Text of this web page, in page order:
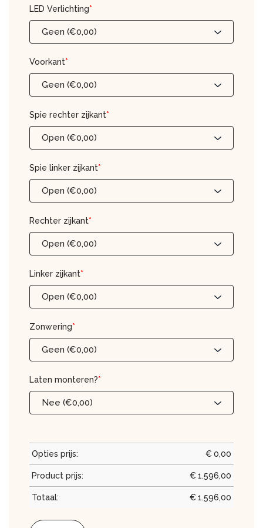
LED Verlichting*
Geen (€0,00)
Voorkant*
Geen (€0,00)
Spie rechter zijkant*
Open (€0,00)
Spie linker zijkant*
Open (€0,00)
Rechter zijkant*
Open (€0,00)
Linker zijkant*
Open (€0,00)
Zonwering*
Geen (€0,00)
Laten monteren?*
Nee (€0,00)
Opties prijs: €0,00
Product prijs: €1.596,00
Totaal: €1.596,00
Aluminium Veranda 400 x 300 aantal